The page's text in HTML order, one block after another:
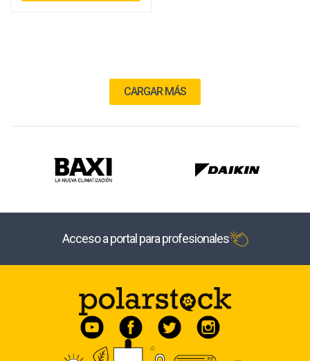
CARGAR MÁS
Acceso a portal para profesionales